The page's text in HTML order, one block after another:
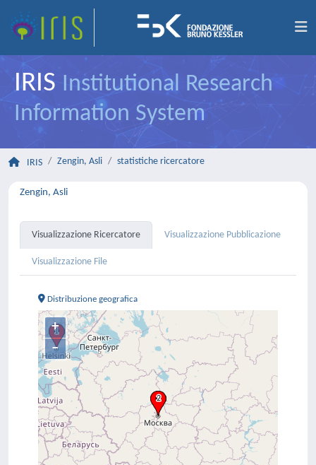
IRIS Institutional Research
Information System
IRIS Zengin, Asli statistiche ricercatore
Zengin, Asli
Visualizzazione Ricercatore Visualizzazione Pubblicazione
Visualizzazione File
Distribuzione geografica
+
–